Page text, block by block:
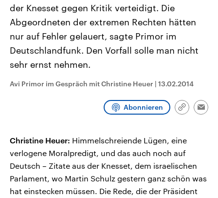
Landtagswahl Sachsen-Anhalt
2026
Alle Informationen
Sachsen-Anhalt wählt am 6.
September 2026 einen neuen
Landtag. Seit 2021 wird das
Bundesland von einer Koalition aus
Umfragen, Prognosen,
und Hintergründe zu den Parteien
und Kandidaten der anstehenden
USA
Aktuelle Beiträge,
Hintergründe
Wirtschaftlich und
gehören die Vereinigten
mit großem Einfluss auf
Sendungen Programm Podcasts
der Knesset gegen Kritik verteidigt. Die
Abgeordneten der extremen Rechten hätten
nur auf Fehler gelauert, sagte Primor im
Deutschlandfunk. Den Vorfall solle man nicht
sehr ernst nehmen.
Avi Primor im Gespräch mit Christine Heuer | 13.02.2014
Abonnieren
Link
Christine Heuer: Himmelschreiende Lügen, eine
verlogene Moralpredigt, und das auch noch auf
Deutsch – Zitate aus der Knesset, dem israelischen
Parlament, wo Martin Schulz gestern ganz schön was
hat einstecken müssen. Die Rede, die der Präsident